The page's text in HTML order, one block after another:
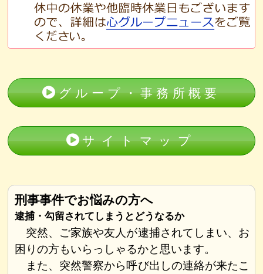
グループ・事務所概要
サイトマップ
刑事事件でお悩みの方へ
逮捕・勾留されてしまうとどうなるか
突然、ご家族や友人が逮捕されてしまい、お
困りの方もいらっしゃるかと思います。
また、突然警察から呼び出しの連絡が来たこ